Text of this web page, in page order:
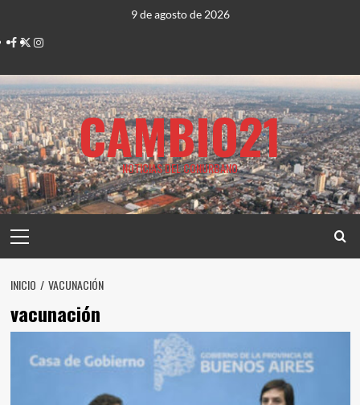
contenido
9 de agosto de 2026
Facebook
TwitterInstagram
CAMBIO21
NOTICIAS DEL CONURBANO
principal
INICIO VACUNACIÓN
vacunación